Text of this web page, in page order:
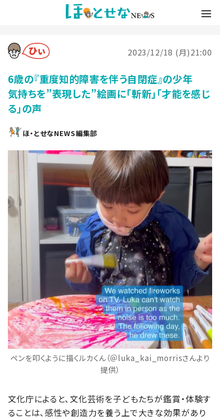
2023/12/18 (月)21:00
6歳の『重度知的障害を伴う自閉症』の少年
気持ちを”表現した”絵画に「斬新」「才能を感じ
る」の声
ほ・とせなNEWS編集部
ペンを叩くように描くルカくん（＠luka_kai_morrisさんより
提供）
文化庁によると、文化芸術を子どもたちが鑑賞・体験す
ることは、感性や創造力を養う上で大きな効果があり